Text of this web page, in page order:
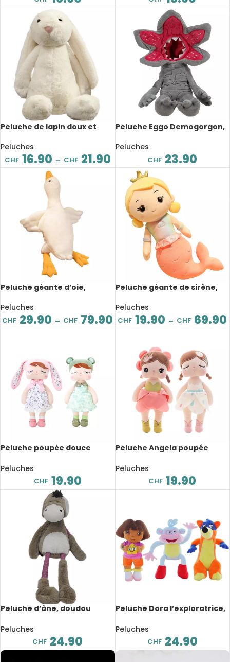
Peluche de lapin doux et
à 45 cm
Peluches
CHF 16.90 – CHF 21.90
Peluche Eggo Demogorgon,
Peluches
CHF 23.90
Peluche géante d’oie,
oreiller apaisant, de 50 à 160
cm
Peluches
CHF 29.90 – CHF 79.90
Peluche géante de sirène,
partenaire de sommeil, de
30 à 110 cm
Peluches
CHF 19.90 – CHF 69.90
Peluche poupée douce
Peluches
CHF 19.90
Peluche Angela poupée
33 cm
Peluches
CHF 19.90
Peluche d’âne, doudou
Peluches
CHF 24.90
Peluche Dora l’exploratrice,
Peluches
CHF 24.90